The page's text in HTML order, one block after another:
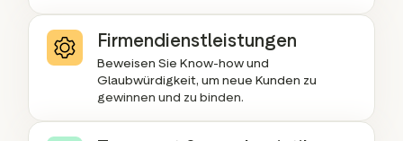
Firmendienstleistungen
Beweisen Sie Know-how und
Glaubwürdigkeit, um neue Kunden zu
gewinnen und zu binden.